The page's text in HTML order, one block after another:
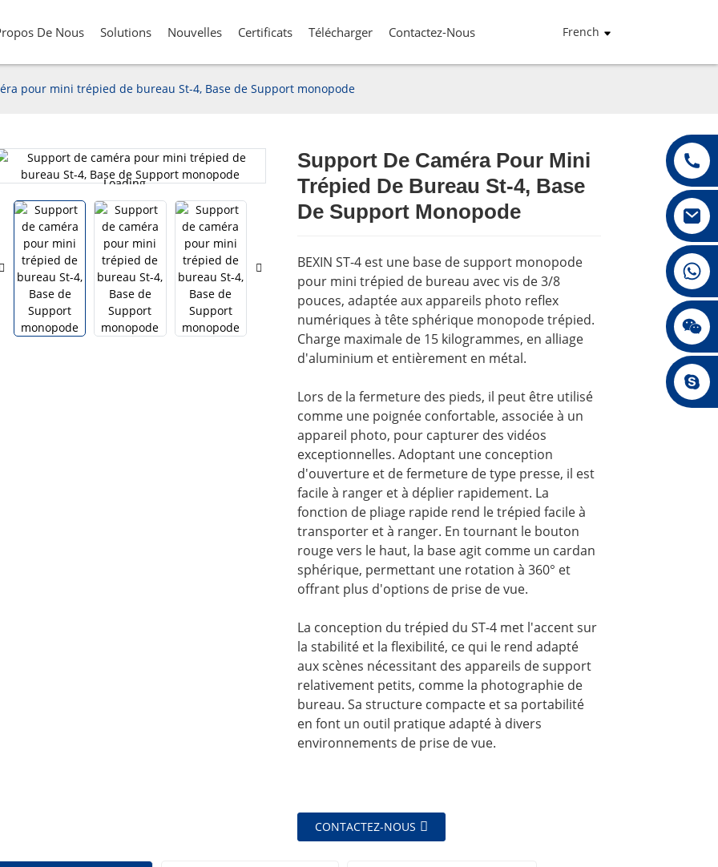
De Nous Solutions Nouvelles Certificats Télécharger Contactez-Nous French
+86 13432147367
+86 13432147367
pour mini trépied de bureau St-4, Base de Support monopode
Loading...
Loading... Loading...
Loading... Loading...
Loading...
Support De Caméra Pour Mini
Trépied De Bureau St-4, Base
De Support Monopode
BEXIN ST-4 est une base de support monopode
pour mini trépied de bureau avec vis de 3/8
pouces, adaptée aux appareils photo reflex
numériques à tête sphérique monopode trépied.
Charge maximale de 15 kilogrammes, en alliage
d'aluminium et entièrement en métal.
Lors de la fermeture des pieds, il peut être utilisé
comme une poignée confortable, associée à un
appareil photo, pour capturer des vidéos
exceptionnelles. Adoptant une conception
d'ouverture et de fermeture de type presse, il est
facile à ranger et à déplier rapidement. La
fonction de pliage rapide rend le trépied facile à
transporter et à ranger. En tournant le bouton
rouge vers le haut, la base agit comme un cardan
sphérique, permettant une rotation à 360° et
offrant plus d'options de prise de vue.
La conception du trépied du ST-4 met l'accent sur
la stabilité et la flexibilité, ce qui le rend adapté
aux scènes nécessitant des appareils de support
relativement petits, comme la photographie de
bureau. Sa structure compacte et sa portabilité
en font un outil pratique adapté à divers
environnements de prise de vue.
CONTACTEZ-NOUS